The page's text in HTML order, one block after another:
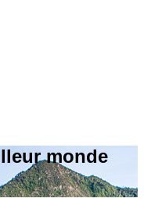
monde